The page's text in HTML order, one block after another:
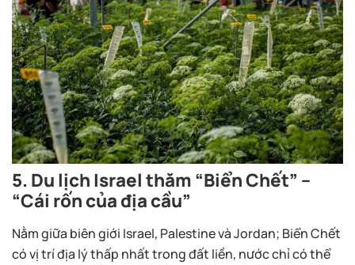
5. Du lịch Israel thăm “Biển Chết” –
“Cái rốn của địa cầu”
Nằm giữa biên giới Israel, Palestine và Jordan; Biển Chết
có vị trí địa lý thấp nhất trong đất liền, nước chỉ có thể